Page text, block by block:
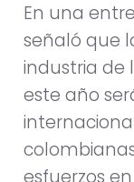
En una
señaló que
industria de
este año